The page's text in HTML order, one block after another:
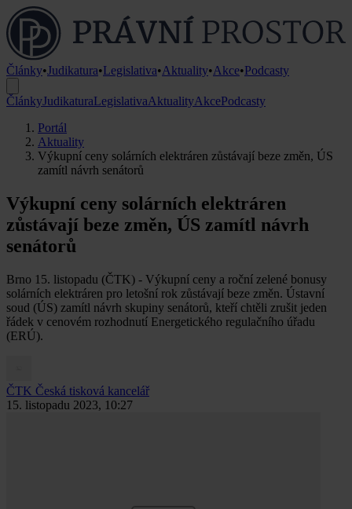
Články•Judikatura•Legislativa•Aktuality•Akce•Podcasty
ČlánkyJudikaturaLegislativaAktualityAkcePodcasty
Portál
Aktuality
Výkupní ceny solárních elektráren zůstávají beze změn, ÚS
zamítl návrh senátorů
Výkupní ceny solárních elektráren
zůstávají beze změn, ÚS zamítl návrh
senátorů
Brno 15. listopadu (ČTK) - Výkupní ceny a roční zelené bonusy
solárních elektráren pro letošní rok zůstávají beze změn. Ústavní
soud (ÚS) zamítl návrh skupiny senátorů, kteří chtěli zrušit jeden
řádek v cenovém rozhodnutí Energetického regulačního úřadu
(ERÚ).
ČTK Česká tisková kancelář
15. listopadu 2023, 10:27